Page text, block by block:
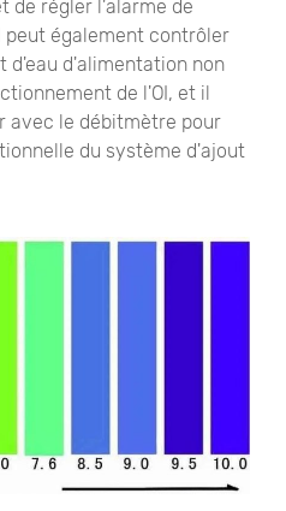
de régler l'alarme de
peut également contrôler
d'eau d'alimentation non
de l'OI, et il
avec le débitmètre pour
du système d'ajout